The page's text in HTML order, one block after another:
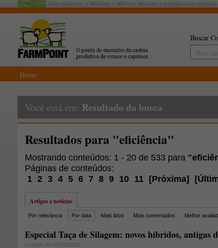
Rede AgriPoint: MilkPoint MilkPoint Mercado Inteligência de Mercado
Buscar
Home
Você está em: Resultado da busca
Resultados para "eficiência"
Mostrando conteúdos: 1 - 20 de 533 para
Páginas de conteúdos:
1 2 3 4 5 6 7 8 9 10 11 [Próxima] [
Artigos e notícias
Por relevância Por data Mais lidos Mais comentados Melhor
Especial Taça de Silagem: novos híbridos, antigas
postado em 07/03/2016